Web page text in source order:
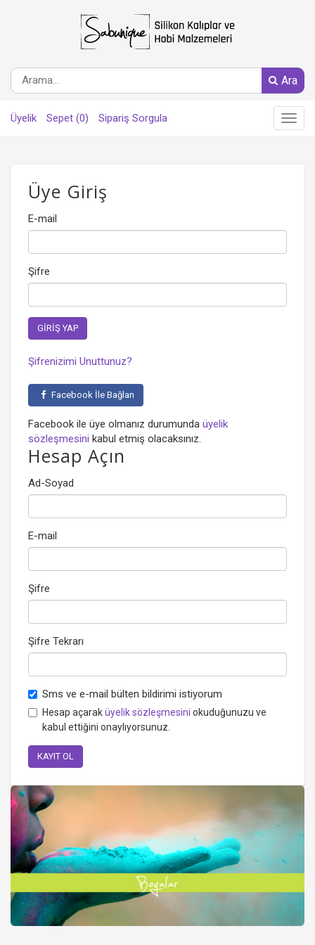
Ara
Üyelik Sepet (0) Sipariş Sorgula
Main
Menu
Üye Giriş
E-mail
Şifre
Şifrenizimi Unuttunuz?
Facebook İle Bağlan
Facebook ile üye olmanız durumunda üyelik
sözleşmesini kabul etmiş olacaksınız.
Hesap Açın
Ad-Soyad
E-mail
Şifre
Şifre Tekrarı
Sms ve e-mail bülten bildirimi istiyorum
Hesap açaraküyelik sözleşmesini okuduğunuzu ve
kabul ettiğini onaylıyorsunuz.